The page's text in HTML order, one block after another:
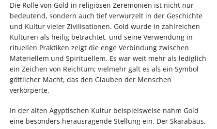
Die Rolle von Gold in religiösen Zeremonien ist nicht nur
bedeutend, sondern auch tief verwurzelt in der Geschichte
und Kultur vieler Zivilisationen. Gold wurde in zahlreichen
Kulturen als heilig betrachtet, und seine Verwendung in
rituellen Praktiken zeigt die enge Verbindung zwischen
Materiellem und Spirituellem. Es war weit mehr als lediglich
ein Zeichen von Reichtum; vielmehr galt es als ein Symbol
göttlicher Macht, das den Glauben der Menschen
verkörperte.
In der alten Ägyptischen Kultur beispielsweise nahm Gold
eine besonders herausragende Stellung ein. Der Skarabäus,